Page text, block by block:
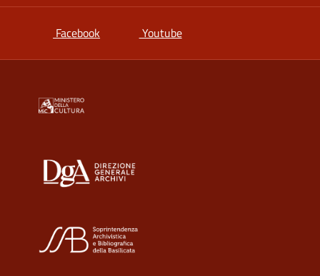
Facebooksi apre in una nuova scheda
Youtubesi apre in una nuova scheda